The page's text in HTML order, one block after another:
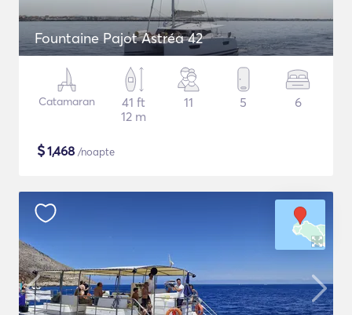
Fountaine Pajot Astréa 42
Catamaran
41 ft
12 m
11 5 6
$1,468 /noapte